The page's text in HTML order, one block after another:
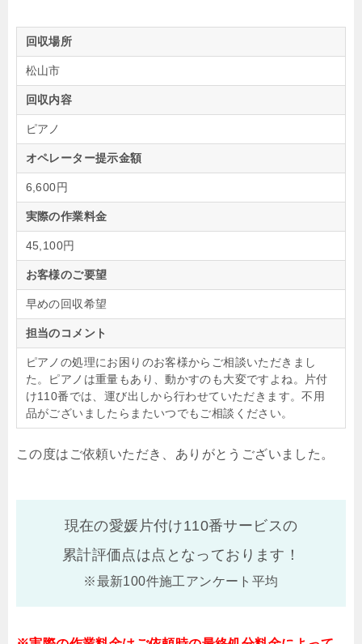
回収場所
松山市
回収内容
ピアノ
オペレーター提示金額
6,600円
実際の作業料金
45,100円
お客様のご要望
早めの回収希望
担当のコメント
ピアノの処理にお困りのお客様からご相談いただきまし
た。ピアノは重量もあり、動かすのも大変ですよね。片付
け110番では、運び出しから行わせていただきます。不用
品がございましたらまたいつでもご相談ください。
この度はご依頼いただき、ありがとうございました。
現在の愛媛片付け110番サービスの
累計評価点は点となっております！
※最新100件施工アンケート平均